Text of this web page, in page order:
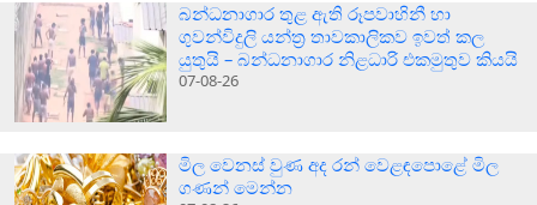
බන්ධනාගාර තුළ ඇති රූපවාහිනී හා
ගුවන්විදුලි යන්ත්‍ර තාවකාලිකව ඉවත් කල
යුතුයි – බන්ධනාගාර නිළධාරි එකමුතුව කියයි
07-08-26
මිල වෙනස් වුණ අද රන් වෙළඳපොළේ මිල
ගණන් මෙන්න